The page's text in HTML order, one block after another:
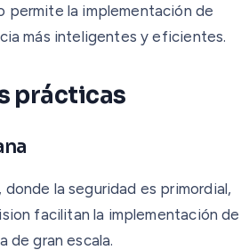
permite la implementación de
más inteligentes y eficientes.
prácticas
donde la seguridad es primordial,
facilitan la implementación de
de gran escala.